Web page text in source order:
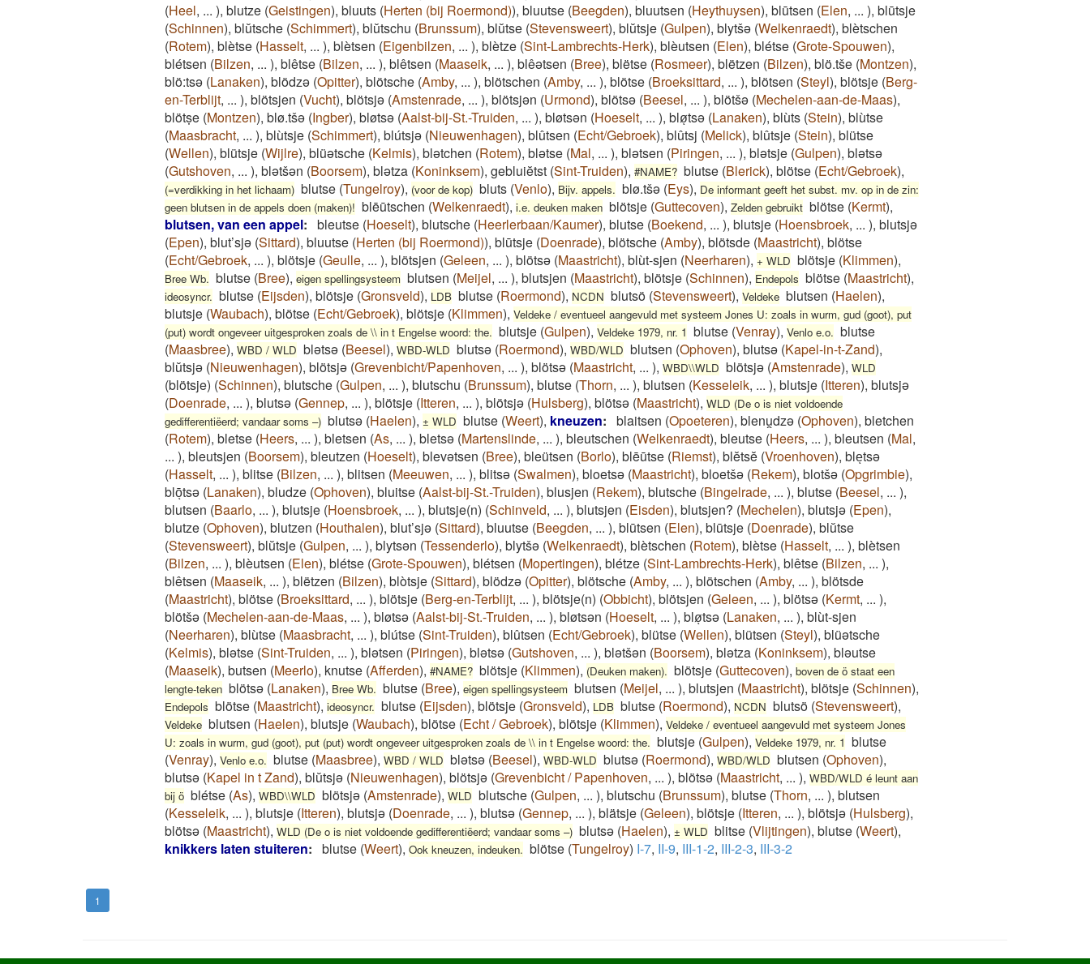
(Heel, ... ), blutze (Geistingen), bluuts (Herten (bij Roermond)), bluutse (Beegden), bluutsen (Heythuysen), blūtsen (Elen, ... ), blūtsje
(Schinnen), blŭtsche (Schimmert), blŭtschu (Brunssum), blŭtse (Stevensweert), blŭtsje (Gulpen), blytšə (Welkenraedt), blètschen
(Rotem), blètse (Hasselt, ... ), blètsen (Eigenbilzen, ... ), blètze (Sint-Lambrechts-Herk), blèutsen (Elen), blétse (Grote-Spouwen),
blétsen (Bilzen, ... ), blêtse (Bilzen, ... ), blêtsen (Maaseik, ... ), blêətsen (Bree), blëtse (Rosmeer), blëtzen (Bilzen), blö.tše (Montzen),
blö:tsə (Lanaken), blödzə (Opitter), blötsche (Amby, ... ), blötschen (Amby, ... ), blötse (Broeksittard, ... ), blötsen (Steyl), blötsje (Berg-
en-Terblijt, ... ), blötsjen (Vucht), blötsjə (Amstenrade, ... ), blötsjən (Urmond), blötsə (Beesel, ... ), blötšə (Mechelen-aan-de-Maas),
blötṣe (Montzen), blø.tšə (Ingber), bløtsə (Aalst-bij-St.-Truiden, ... ), bløtsən (Hoeselt, ... ), bløͅtsə (Lanaken), blùts (Stein), blùtse
(Maasbracht, ... ), blùtsje (Schimmert), blútsjə (Nieuwenhagen), blûtsen (Echt/Gebroek), blûtsj (Melick), blûtsje (Stein), blütse
(Wellen), blütsje (Wijlre), blüətsche (Kelmis), blətchen (Rotem), blətse (Mal, ... ), blətsen (Piringen, ... ), blətsje (Gulpen), blətsə
(Gutshoven, ... ), blətšən (Boorsem), blətza (Koninksem), gebluiĕtst (Sint-Truiden), #NAME? blutse (Blerick), blötse (Echt/Gebroek),
(=verdikking in het lichaam) blutse (Tungelroy), (voor de kop) bluts (Venlo), Bijv. appels. blø.tšə (Eys), De informant geeft het subst. mv. op in de zin:
geen blutsen in de appels doen (maken)! blēūtschen (Welkenraedt), i.e. deuken maken blötsje (Guttecoven), Zelden gebruikt blötse (Kermt),
blutsen, van een appel: bleutse (Hoeselt), blutsche (Heerlerbaan/Kaumer), blutse (Boekend, ... ), blutsje (Hoensbroek, ... ), blutsjə
(Epen), blut’sjə (Sittard), bluutse (Herten (bij Roermond)), blūtsje (Doenrade), blötsche (Amby), blötsde (Maastricht), blötse
(Echt/Gebroek, ... ), blötsje (Geulle, ... ), blötsjen (Geleen, ... ), blötsə (Maastricht), blùt-sjen (Neerharen), + WLD blötsje (Klimmen),
Bree Wb. blutse (Bree), eigen spellingsysteem blutsen (Meijel, ... ), blutsjen (Maastricht), blötsje (Schinnen), Endepols blötse (Maastricht),
ideosyncr. blutse (Eijsden), blötsje (Gronsveld), LDB blutse (Roermond), NCDN blutsö (Stevensweert), Veldeke blutsen (Haelen),
blutsje (Waubach), blötse (Echt/Gebroek), blötsje (Klimmen), Veldeke / eventueel aangevuld met systeem Jones U: zoals in wurm, gud (goot), put
(put) wordt ongeveer uitgesproken zoals de \\ in t Engelse woord: the. blutsje (Gulpen), Veldeke 1979, nr. 1 blutse (Venray), Venlo e.o. blutse
(Maasbree), WBD / WLD blətsə (Beesel), WBD-WLD blutsə (Roermond), WBD/WLD blutsen (Ophoven), blutsə (Kapel-in-t-Zand),
blŭtsjə (Nieuwenhagen), blötsjə (Grevenbicht/Papenhoven, ... ), blötsə (Maastricht, ... ), WBD\\WLD blötsjə (Amstenrade), WLD
(blötsje) (Schinnen), blutsche (Gulpen, ... ), blutschu (Brunssum), blutse (Thorn, ... ), blutsen (Kesseleik, ... ), blutsje (Itteren), blutsjə
(Doenrade, ... ), blutsə (Gennep, ... ), blötsje (Itteren, ... ), blötsjə (Hulsberg), blötsə (Maastricht), WLD (De o is niet voldoende
gedifferentiëerd; vandaar soms –) blutsə (Haelen), ± WLD blutse (Weert), kneuzen: blaitsen (Opoeteren), blenu̯dzə (Ophoven), bletchen
(Rotem), bletse (Heers, ... ), bletsen (As, ... ), bletsə (Martenslinde, ... ), bleutschen (Welkenraedt), bleutse (Heers, ... ), bleutsen (Mal,
... ), bleutsjen (Boorsem), bleutzen (Hoeselt), blevətsen (Bree), bleütsen (Borlo), blēūtse (Riemst), blĕtsĕ (Vroenhoven), bleͅtsə
(Hasselt, ... ), blitse (Bilzen, ... ), blitsen (Meeuwen, ... ), blitsə (Swalmen), bloetsə (Maastricht), bloetšə (Rekem), blotšə (Opgrimbie),
blōͅtsə (Lanaken), bludze (Ophoven), bluitse (Aalst-bij-St.-Truiden), blusjen (Rekem), blutsche (Bingelrade, ... ), blutse (Beesel, ... ),
blutsen (Baarlo, ... ), blutsje (Hoensbroek, ... ), blutsje(n) (Schinveld, ... ), blutsjen (Eisden), blutsjen? (Mechelen), blutsjə (Epen),
blutze (Ophoven), blutzen (Houthalen), blut’sjə (Sittard), bluutse (Beegden, ... ), blūtsen (Elen), blūtsje (Doenrade), blŭtse
(Stevensweert), blŭtsje (Gulpen, ... ), blytsən (Tessenderlo), blytšə (Welkenraedt), blètschen (Rotem), blètse (Hasselt, ... ), blètsen
(Bilzen, ... ), blèutsen (Elen), blétse (Grote-Spouwen), blétsen (Mopertingen), blétze (Sint-Lambrechts-Herk), blêtse (Bilzen, ... ),
blêtsen (Maaseik, ... ), blëtzen (Bilzen), blòtsje (Sittard), blödzə (Opitter), blötsche (Amby, ... ), blötschen (Amby, ... ), blötsde
(Maastricht), blötse (Broeksittard, ... ), blötsje (Berg-en-Terblijt, ... ), blötsje(n) (Obbicht), blötsjen (Geleen, ... ), blötsə (Kermt, ... ),
blötšə (Mechelen-aan-de-Maas, ... ), bløtsə (Aalst-bij-St.-Truiden, ... ), bløtsən (Hoeselt, ... ), bløͅtsə (Lanaken, ... ), blùt-sjen
(Neerharen), blùtse (Maasbracht, ... ), blútse (Sint-Truiden), blûtsen (Echt/Gebroek), blütse (Wellen), blütsen (Steyl), blüətsche
(Kelmis), blətse (Sint-Truiden, ... ), blətsen (Piringen), blətsə (Gutshoven, ... ), blətšən (Boorsem), blətza (Koninksem), bləutse
(Maaseik), butsen (Meerlo), knutse (Afferden), #NAME? blötsje (Klimmen), (Deuken maken). blötsje (Guttecoven), boven de ö staat een
lengte-teken blötsə (Lanaken), Bree Wb. blutse (Bree), eigen spellingsysteem blutsen (Meijel, ... ), blutsjen (Maastricht), blötsje (Schinnen),
Endepols blötse (Maastricht), ideosyncr. blutse (Eijsden), blötsje (Gronsveld), LDB blutse (Roermond), NCDN blutsö (Stevensweert),
Veldeke blutsen (Haelen), blutsje (Waubach), blötse (Echt / Gebroek), blötsje (Klimmen), Veldeke / eventueel aangevuld met systeem Jones
U: zoals in wurm, gud (goot), put (put) wordt ongeveer uitgesproken zoals de \\ in t Engelse woord: the. blutsje (Gulpen), Veldeke 1979, nr. 1 blutse
(Venray), Venlo e.o. blutse (Maasbree), WBD / WLD blətsə (Beesel), WBD-WLD blutsə (Roermond), WBD/WLD blutsen (Ophoven),
blutsə (Kapel in t Zand), blŭtsjə (Nieuwenhagen), blötsjə (Grevenbicht / Papenhoven, ... ), blötsə (Maastricht, ... ), WBD/WLD é leunt aan
bij ö blétse (As), WBD\\WLD blötsjə (Amstenrade), WLD blutsche (Gulpen, ... ), blutschu (Brunssum), blutse (Thorn, ... ), blutsen
(Kesseleik, ... ), blutsje (Itteren), blutsjə (Doenrade, ... ), blutsə (Gennep, ... ), blätsje (Geleen), blötsje (Itteren, ... ), blötsjə (Hulsberg),
blötsə (Maastricht), WLD (De o is niet voldoende gedifferentiëerd; vandaar soms –) blutsə (Haelen), ± WLD blitse (Vlijtingen), blutse (Weert),
knikkers laten stuiteren: blutse (Weert), Ook kneuzen, indeuken. blötse (Tungelroy) I-7, II-9, III-1-2, III-2-3, III-3-2
1